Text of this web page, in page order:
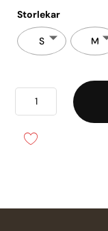
Storlekar
S M
mängd